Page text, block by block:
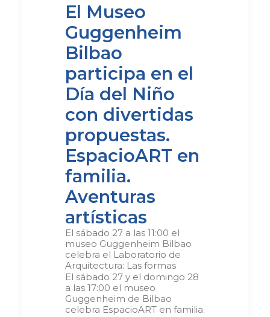
El Museo
Guggenheim
Bilbao
participa en el
Día del Niño
con divertidas
propuestas.
EspacioART en
familia.
Aventuras
artísticas
El sábado 27 a las 11:00 el
museo Guggenheim Bilbao
celebra el Laboratorio de
Arquitectura: Las formas
El sábado 27 y el domingo 28
a las 17:00 el museo
Guggenheim de Bilbao
celebra EspacioART en familia.